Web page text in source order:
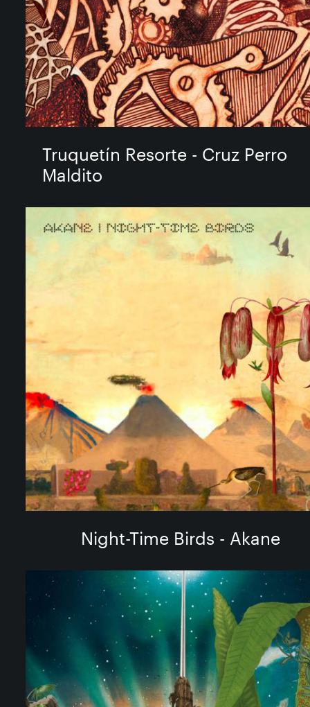
Truquetín Resorte - Cruz Perro
Maldito
Night-Time Birds - Akane